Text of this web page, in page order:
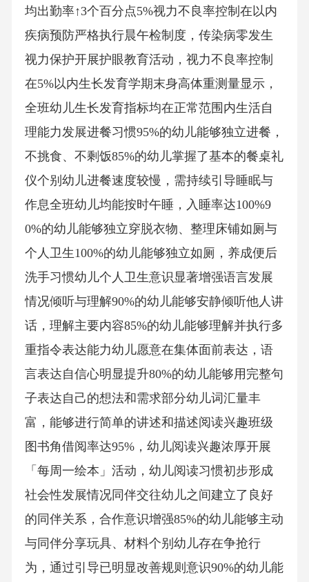
均出勤率↑3个百分点5%视力不良率控制在以内
疾病预防严格执行晨午检制度，传染病零发生
视力保护开展护眼教育活动，视力不良率控制
在5%以内生长发育学期末身高体重测量显示，
全班幼儿生长发育指标均在正常范围内生活自
理能力发展进餐习惯95%的幼儿能够独立进餐，
不挑食、不剩饭85%的幼儿掌握了基本的餐桌礼
仪个别幼儿进餐速度较慢，需持续引导睡眠与
作息全班幼儿均能按时午睡，入睡率达100%9
0%的幼儿能够独立穿脱衣物、整理床铺如厕与
个人卫生100%的幼儿能够独立如厕，养成便后
洗手习惯幼儿个人卫生意识显著增强语言发展
情况倾听与理解90%的幼儿能够安静倾听他人讲
话，理解主要内容85%的幼儿能够理解并执行多
重指令表达能力幼儿愿意在集体面前表达，语
言表达自信心明显提升80%的幼儿能够用完整句
子表达自己的想法和需求部分幼儿词汇量丰
富，能够进行简单的讲述和描述阅读兴趣班级
图书角借阅率达95%，幼儿阅读兴趣浓厚开展
「每周一绘本」活动，幼儿阅读习惯初步形成
社会性发展情况同伴交往幼儿之间建立了良好
的同伴关系，合作意识增强85%的幼儿能够主动
与同伴分享玩具、材料个别幼儿存在争抢行
为，通过引导已明显改善规则意识90%的幼儿能